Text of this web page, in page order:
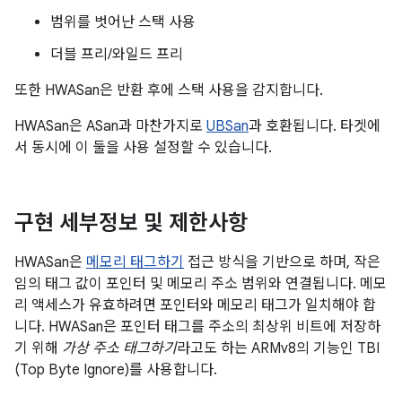
범위를 벗어난 스택 사용
더블 프리/와일드 프리
또한 HWASan은 반환 후에 스택 사용을 감지합니다.
HWASan은 ASan과 마찬가지로 UBSan과 호환됩니다. 타겟에
서 동시에 이 둘을 사용 설정할 수 있습니다.
구현 세부정보 및 제한사항
HWASan은 메모리 태그하기 접근 방식을 기반으로 하며, 작은
임의 태그 값이 포인터 및 메모리 주소 범위와 연결됩니다. 메모
리 액세스가 유효하려면 포인터와 메모리 태그가 일치해야 합
니다. HWASan은 포인터 태그를 주소의 최상위 비트에 저장하
기 위해 가상 주소 태그하기라고도 하는 ARMv8의 기능인 TBI
(Top Byte Ignore)를 사용합니다.